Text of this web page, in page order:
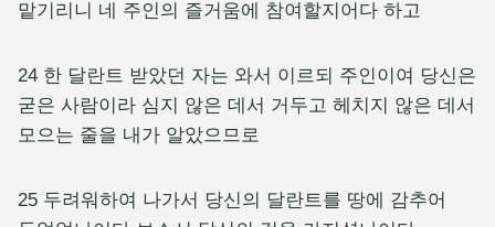
맡기리니 네 주인의 즐거움에 참여할지어다 하고
24 한 달란트 받았던 자는 와서 이르되 주인이여 당신은
굳은 사람이라 심지 않은 데서 거두고 헤치지 않은 데서
모으는 줄을 내가 알았으므로
25 두려워하여 나가서 당신의 달란트를 땅에 감추어